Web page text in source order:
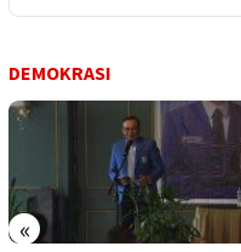
DEMOKRASI
«